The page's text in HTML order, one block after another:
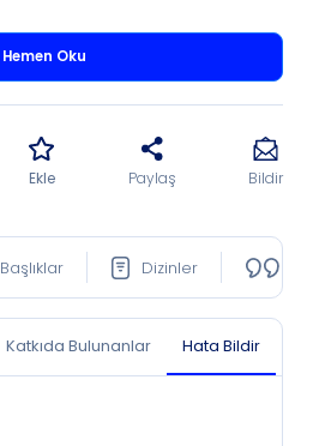
Hemen Oku
Ekle Paylaş Bildir
Başlıklar Dizinler
Katkıda Bulunanlar Hata Bildir